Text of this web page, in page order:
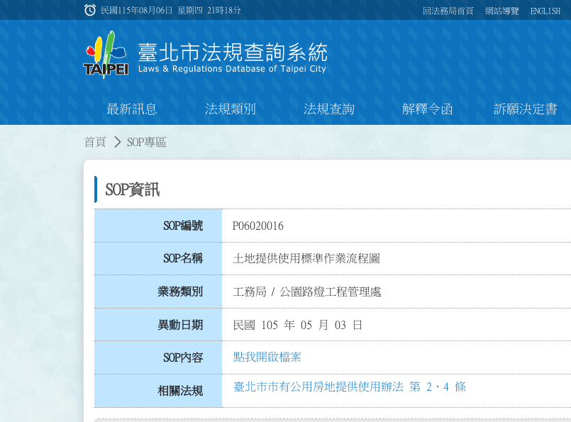
:::
alarm 民國115年08月06日 星期四21時18分 回法務局首頁 網站導覽 ENGLISH
最新訊息 法規類別 法規查詢 解釋令函 訴願決定書
首頁 SOP專區
SOP資訊
SOP編號 P06020016
SOP名稱 土地提供使用標準作業流程圖
業務類別 工務局 / 公園路燈工程管理處
異動日期 民國 105 年 05 月 03 日
SOP內容 點我開啟檔案
相關法規 臺北市市有公用房地提供使用辦法 第 2、4 條